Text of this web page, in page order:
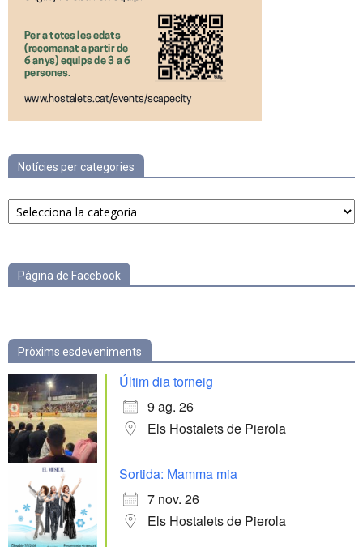
Notícies per categories
Notícies
per
Pàgina de Facebook
Pròxims esdeveniments
Últim dia torneig
9 ag. 26
Els Hostalets de Pierola
Sortida: Mamma mia
7 nov. 26
Els Hostalets de Pierola